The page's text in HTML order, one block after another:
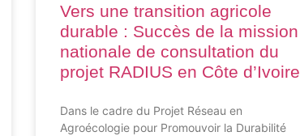
Vers une transition agricole
durable : Succès de la mission
nationale de consultation du
projet RADIUS en Côte d’Ivoire
Dans le cadre du Projet Réseau en
Agroécologie pour Promouvoir la Durabilité